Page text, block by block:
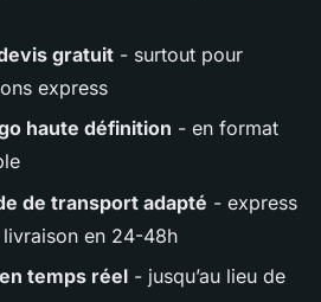
gratuit - surtout pour
express
haute définition - en format
de transport adapté - express
en 24-48h
temps réel - jusqu’au lieu de